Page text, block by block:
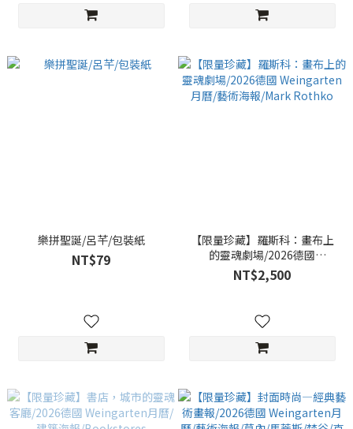
樂拼聖誕/呂芊/包裝紙
NT$79
【限量珍藏】羅斯科：畫布上
的靈魂劇場/2026德國
Weingarten月曆/藝術海
報/Mark Rothko
NT$2,500